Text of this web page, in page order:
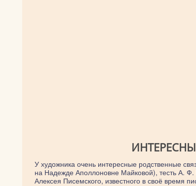
У художника очень интересные родственные
на Надежде Аполлоновне Майковой), тесть А.
Алексея Писемского, известного в своё